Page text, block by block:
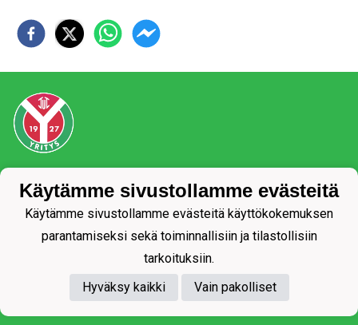
Powered by
Käytämme sivustollamme evästeitä
Käytämme sivustollamme evästeitä käyttökokemuksen
parantamiseksi sekä toiminnallisiin ja tilastollisiin
tarkoituksiin.
Hyväksy kaikki
Vain pakolliset